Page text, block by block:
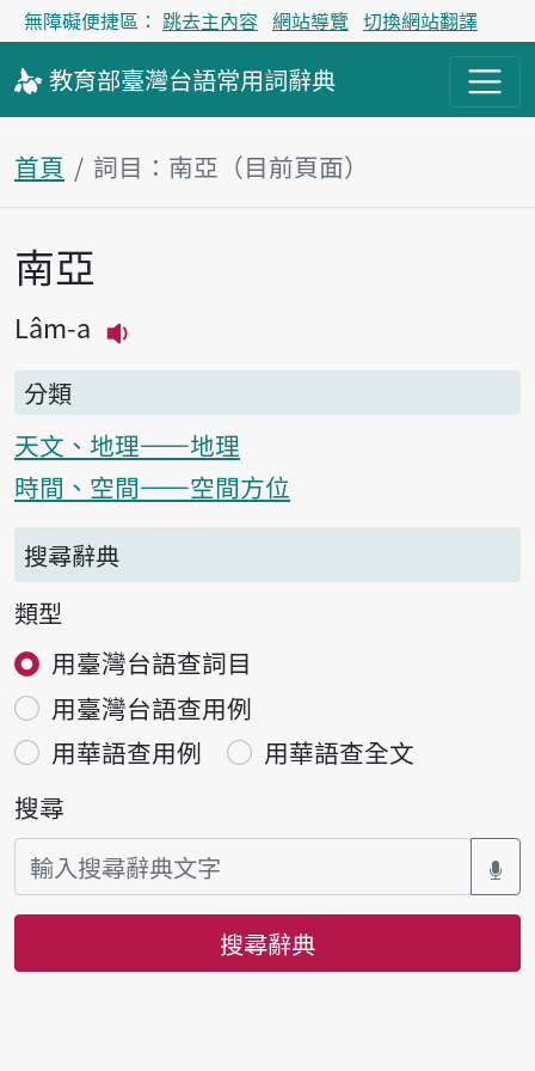
無障礙便捷區： 跳去主內容 網站導覽 切換網站翻譯
教育部臺灣台語常用詞辭典
首頁 詞目：南亞（目前頁面）
主內容區塊
南亞
Lâm-a
分類
天文、地理——地理
時間、空間——空間方位
搜尋辭典
類型
用臺灣台語查詞目
用臺灣台語查用例
用華語查用例
用華語查全文
搜尋
搜尋辭典